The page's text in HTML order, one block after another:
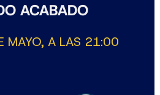
ACABADO
MAYO, A LAS 21:00